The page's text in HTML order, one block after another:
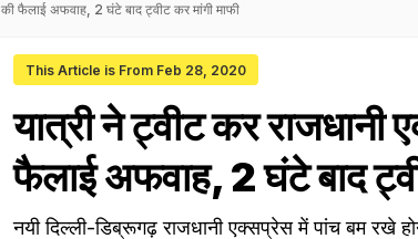
फैलाई अफवाह, 2 घंटे बाद ट्वीट कर मांगी माफी
This Article is From Feb 28, 2020
यात्री ने ट्वीट कर राजधानी
फैलाई अफवाह, 2 घंटे बाद
नयी दिल्ली-डिब्रूगढ़ राजधानी एक्सप्रेस में पांच बम रखे